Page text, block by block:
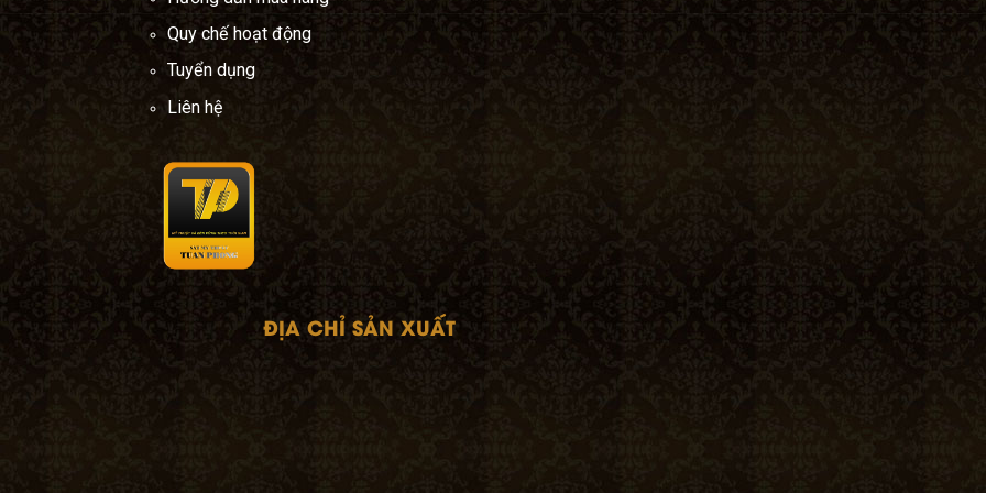
Quy chế hoạt động
Tuyển dụng
Liên hệ
ĐỊA CHỈ SẢN XUẤT